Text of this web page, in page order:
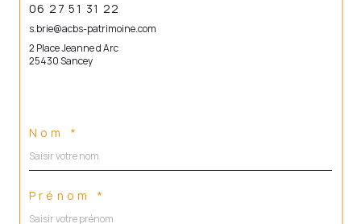
06 27 51 31 22
s.brie@acbs-patrimoine.com
2 Place Jeanne d Arc
25430 Sancey
Nom *
Prénom *